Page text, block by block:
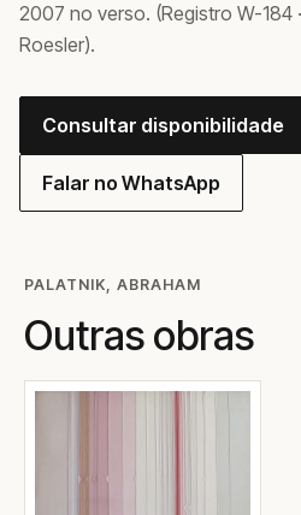
2007 no verso. (Registro W-184
Roesler).
Consultar disponibilidade
Falar no WhatsApp
PALATNIK, ABRAHAM
Outras obras